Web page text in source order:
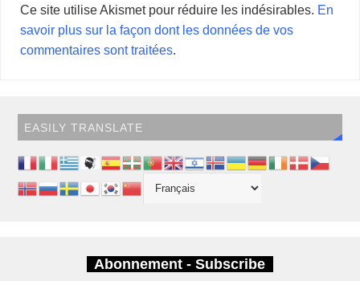
Ce site utilise Akismet pour réduire les indésirables. En
savoir plus sur la façon dont les données de vos
commentaires sont traitées.
EASILY TRANSLATE
Abonnement - Subscribe